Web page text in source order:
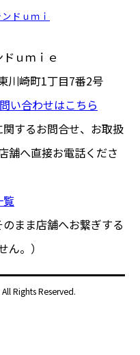
ｕｍｉｅ
川崎町1丁目7番2号
い合わせはこちら
するお問合せ、 お取扱
舗へ直接お電話くださ
覧
のまま店舗へお繋ぎする
ん。）
Rights Reserved.